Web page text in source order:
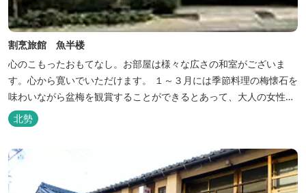
割烹旅館 魚半楼
心のこもったおもてなし。お部屋は様々な広さの和室がございま
す。心から寛いでいただけます。 １～３月には季節料理の梅懐石を
味わいながら盆梅を観賞することができるとあって、大人の女性に
も人気です。
北勢